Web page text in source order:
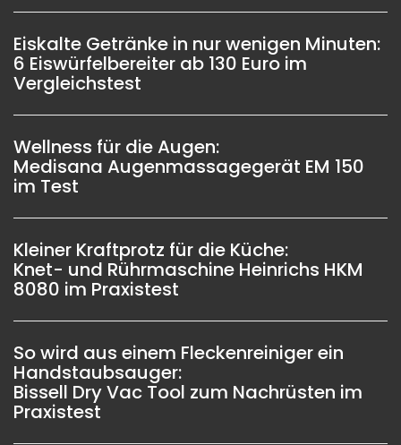
Eiskalte Getränke in nur wenigen Minuten:
6 Eiswürfelbereiter ab 130 Euro im
Vergleichstest
Wellness für die Augen:
Medisana Augenmassagegerät EM 150
im Test
Kleiner Kraftprotz für die Küche:
Knet- und Rührmaschine Heinrichs HKM
8080 im Praxistest
So wird aus einem Fleckenreiniger ein
Handstaubsauger:
Bissell Dry Vac Tool zum Nachrüsten im
Praxistest